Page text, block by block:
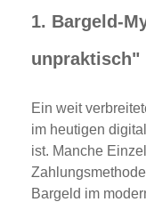
1. Bargeld-
unpraktisch"
Ein weit
im heutigen
ist. Manche
Bargeld im